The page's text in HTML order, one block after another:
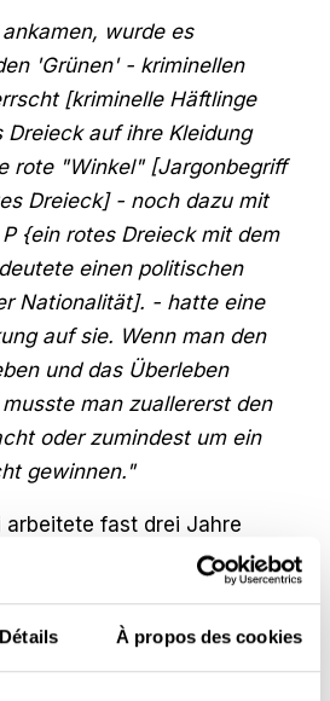
Détails À propos des cookies
wurde es
'Grünen' - kriminellen
[kriminelle Häftlinge
auf ihre Kleidung
rote "Winkel" [Jargonbegriff
Dreieck] - noch dazu mit
{ein rotes Dreieck mit dem
einen politischen
Nationalität]. - hatte eine
auf sie. Wenn man den
und das Überleben
man zuallererst den
oder zumindest um ein
gewinnen."
arbeitete fast drei Jahre
wo er sich eine
Mitte 1944 wurde er in das
Zunächst bestand